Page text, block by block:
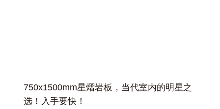
750x1500mm星熠岩板，当代室内的明星之
选！入手要快！